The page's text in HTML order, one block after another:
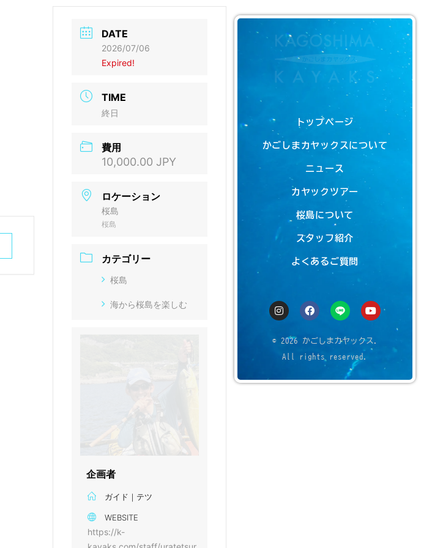
トップページ
かごしまカヤックスについて
ニュース
カヤックツアー
桜島について
スタッフ紹介
よくあるご質問
© 2026 かごしまカヤックス.
All rights reserved.
DATE
2026/07/06
Expired!
TIME
終日
費用
10,000.00 JPY
ロケーション
桜島
桜島
カテゴリー
桜島
海から桜島を楽しむ
企画者
ガイド｜テツ
WEBSITE
https://k-